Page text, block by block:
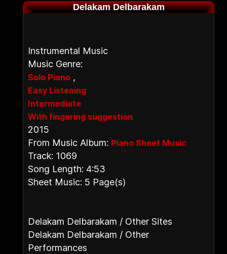
Delakam Delbarakam
Instrumental Music
Music Genre:
Solo Piano ,
Easy Listening
Intermediate
With fingering suggestion
2015
From Music Album: Piano Sheet Music
Track: 1069
Song Length: 4:53
Sheet Music: 5 Page(s)
Delakam Delbarakam / Other Sites
Delakam Delbarakam / Other
Performances